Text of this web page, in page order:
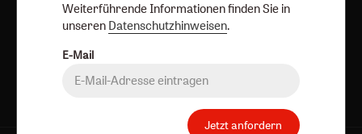
Weiterführende Informationen finden Sie in
unseren Datenschutzhinweisen.
E-Mail
Jetzt anfordern